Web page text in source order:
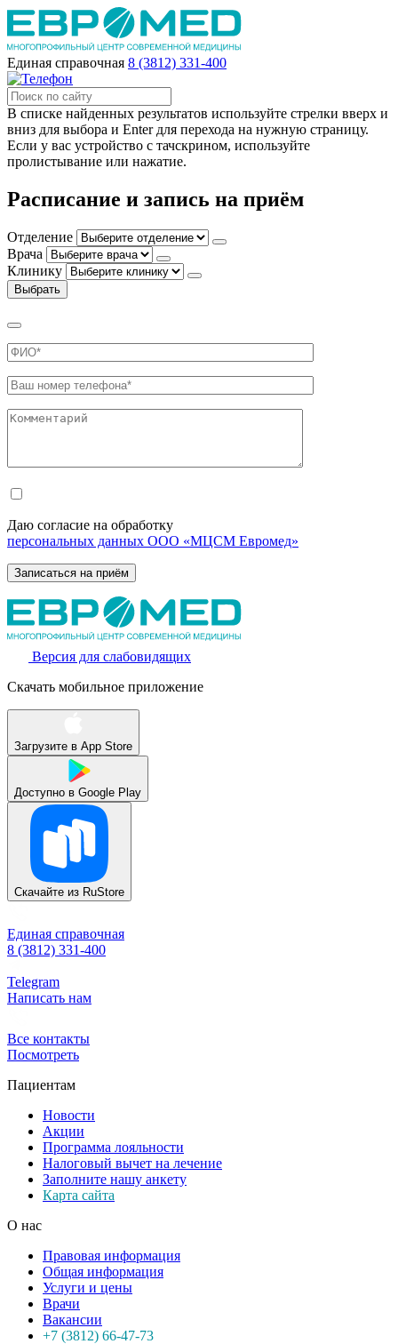
Единая справочная 8 (3812) 331-400
В списке найденных результатов используйте стрелки вверх и
вниз для выбора и Enter для перехода на нужную страницу.
Если у вас устройство с тачскрином, используйте
пролистывание или нажатие.
Расписание и запись на приём
Отделение
Врача
Клинику
Выбрать
Даю согласие на обработку
персональных данных ООО «МЦСМ Евромед»
Версия для слабовидящих
Скачать мобильное приложение
Загрузите в App Store
Доступно в Google Play
Скачайте из RuStore
Единая справочная
8 (3812) 331-400
Telegram
Написать нам
Все контакты
Посмотреть
Пациентам
Новости
Акции
Программа лояльности
Налоговый вычет на лечение
Заполните нашу анкету
Карта сайта
О нас
Правовая информация
Общая информация
Услуги и цены
Врачи
Вакансии
+7 (3812) 66-47-73